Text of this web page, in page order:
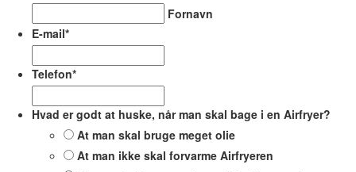
Fornavn
E-mail*
Telefon*
Hvad er godt at huske, når man skal bage i en Airfryer?
At man skal bruge meget olie
At man ikke skal forvarme Airfryeren